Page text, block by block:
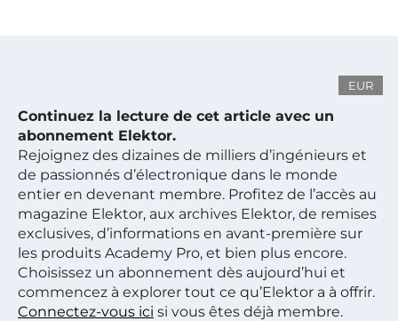
EUR
Continuez la lecture de cet article avec un
abonnement Elektor.
Rejoignez des dizaines de milliers d’ingénieurs et
de passionnés d’électronique dans le monde
entier en devenant membre. Profitez de l’accès au
magazine Elektor, aux archives Elektor, de remises
exclusives, d’informations en avant-première sur
les produits Academy Pro, et bien plus encore.
Choisissez un abonnement dès aujourd’hui et
commencez à explorer tout ce qu’Elektor a à offrir.
Connectez-vous ici si vous êtes déjà membre.